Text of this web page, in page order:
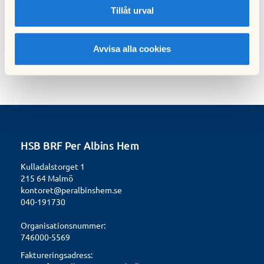
Tillåt urval
Avvisa alla cookies
HSB BRF Per Albins Hem
Kulladalstorget 1
215 64 Malmö
kontoret@peralbinshem.se
040-191730
Organisationsnummer:
746000-5569
Faktureringsadress: